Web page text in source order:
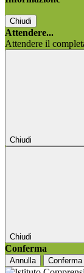
Chiudi
Attendere...
Attendere il
Chiudi
Chiudi
Conferma
Annulla Conferma